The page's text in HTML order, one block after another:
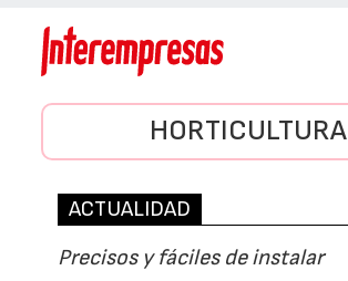
HORTICULTURA
ACTUALIDAD
Precisos y fáciles de instalar